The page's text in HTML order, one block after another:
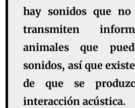
hay sonidos que
transmiten
animales que
sonidos, así que
de que se
interacción acústica.